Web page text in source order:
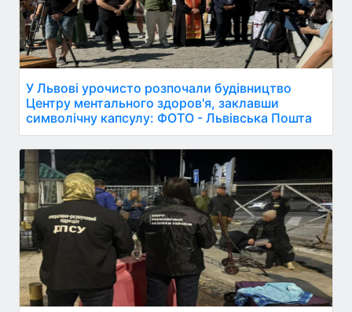
У Львові урочисто розпочали будівництво
Центру ментального здоров'я, заклавши
символічну капсулу: ФОТО - Львівська Пошта